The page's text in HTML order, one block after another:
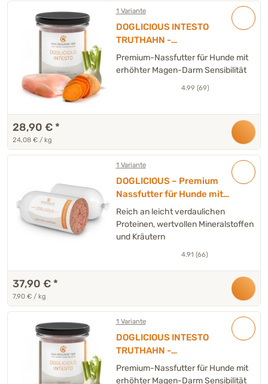
1 Variante
DOGLICIOUS INTESTO
TRUTHAHN -
Spezialnassfutter für Hunde
mit Truthahn, Süßkartoffel &
Premium-Nassfutter für Hunde mit
erhöhter Magen-Darm Sensibilität
4.99 (69)
28,90 € *
24,08 € / kg
1 Variante
DOGLICIOUS – Premium
Nassfutter für Hunde mit
Ente, Huhn und Kürbis –
Wurst 6 x 800 g
Reich an leicht verdaulichen
Proteinen, wertvollen Mineralstoffen
und Kräutern
4.91 (66)
37,90 € *
7,90 € / kg
1 Variante
DOGLICIOUS INTESTO
TRUTHAHN -
Spezialnassfutter für Hunde
mit Truthahn, Süßkartoffel &
Premium-Nassfutter für Hunde mit
erhöhter Magen-Darm Sensibilität